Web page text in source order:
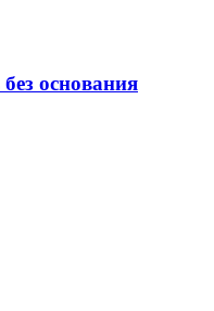
основания